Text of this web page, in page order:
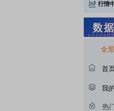
行情
全
首
我
热